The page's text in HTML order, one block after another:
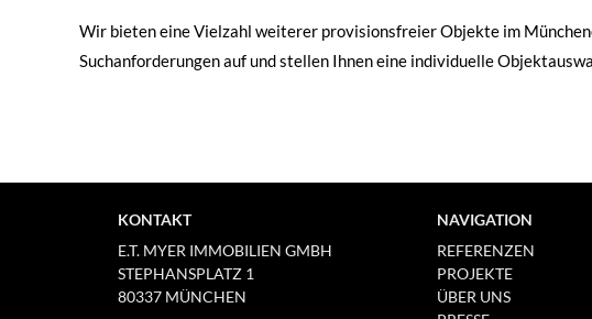
Wir bieten eine Vielzahl weiterer provisionsfreier Objekte im
Suchanforderungen auf und stellen Ihnen eine individuelle
KONTAKT
E.T. MYER IMMOBILIEN GMBH
STEPHANSPLATZ 1
80337 MÜNCHEN
NAVIGATION
REFERENZEN
PROJEKTE
ÜBER UNS